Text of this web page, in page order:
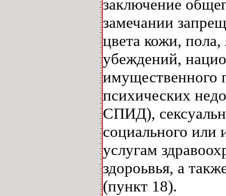
заключение
замечании
цвета кожи,
убеждений,
имущественного
психических
СПИД),
социального или
услугам
здороьвья, а
(пункт 18).